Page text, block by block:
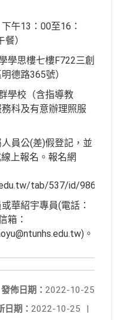
午13：00至16：
）
學思樓七樓F722三創
德路365號）
學校（含指導教
科及有意辦理照服
員公(差)假登記，並
上報名。報名網
tab/537/id/986。
華紹宇專員(電話：
箱：
。
發佈日期： 2022-10-25
日期： 2022-10-25 |